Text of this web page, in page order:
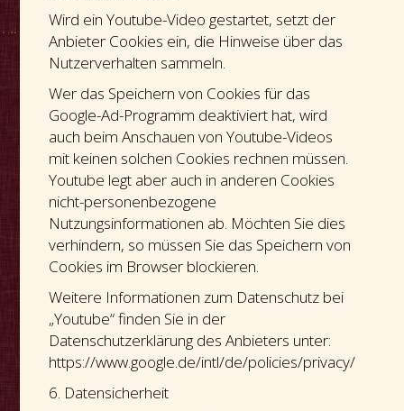
Wird ein Youtube-Video gestartet, setzt der
Anbieter Cookies ein, die Hinweise über das
Nutzerverhalten sammeln.
Wer das Speichern von Cookies für das
Google-Ad-Programm deaktiviert hat, wird
auch beim Anschauen von Youtube-Videos
mit keinen solchen Cookies rechnen müssen.
Youtube legt aber auch in anderen Cookies
nicht-personenbezogene
Nutzungsinformationen ab. Möchten Sie dies
verhindern, so müssen Sie das Speichern von
Cookies im Browser blockieren.
Weitere Informationen zum Datenschutz bei
„Youtube“ finden Sie in der
Datenschutzerklärung des Anbieters unter:
https://www.google.de/intl/de/policies/privacy/
6. Datensicherheit